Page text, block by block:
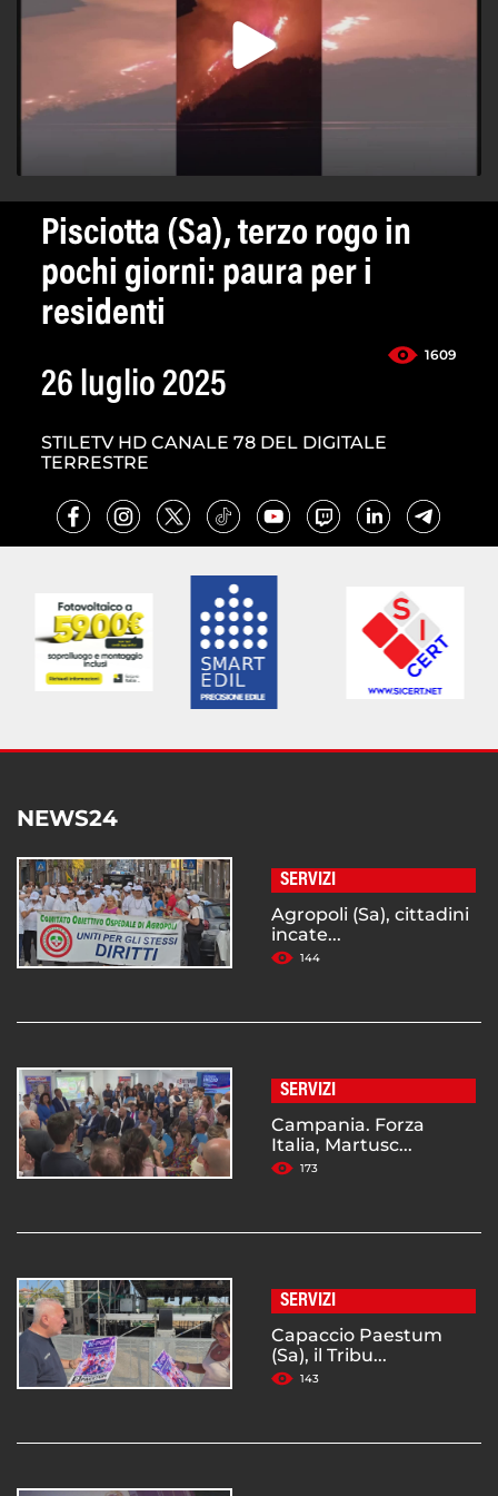
Pisciotta (Sa), terzo rogo in
pochi giorni: paura per i
residenti
1609
26 luglio 2025
STILETV HD CANALE 78 DEL DIGITALE
TERRESTRE
NEWS24
SERVIZI
Agropoli (Sa), cittadini
incate...
144
SERVIZI
Campania. Forza
Italia, Martusc...
173
SERVIZI
Capaccio Paestum
(Sa), il Tribu...
143